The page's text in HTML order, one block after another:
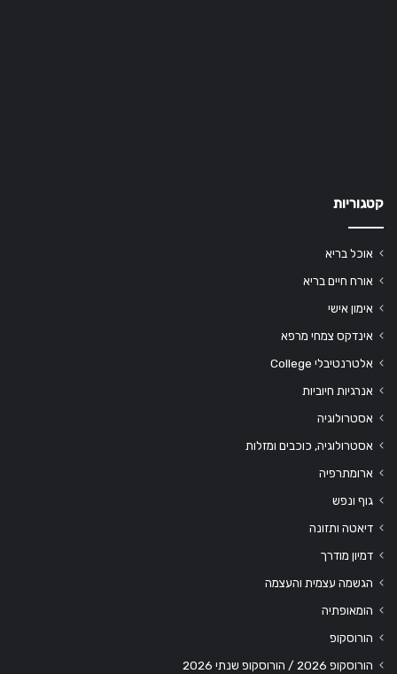
קטגוריות
אוכל בריא
אורח חיים בריא
אימון אישי
אינדקס צמחי מרפא
אלטרנטיבלי College
אנרגיות חיוביות
אסטרולוגיה
אסטרולוגיה, כוכבים ומזלות
ארומתרפיה
גוף ונפש
דיאטה ותזונה
דמיון מודרך
הגשמה עצמית והעצמה
הומאופתיה
הורוסקופ
הורוסקופ 2026 / הורוסקופ שנתי 2026